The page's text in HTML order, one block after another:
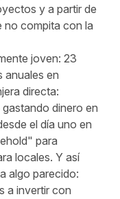
y a partir de
no compita con la
joven: 23
anuales en
directa:
dinero en
el día uno en
para
locales. Y así
algo parecido:
a invertir con